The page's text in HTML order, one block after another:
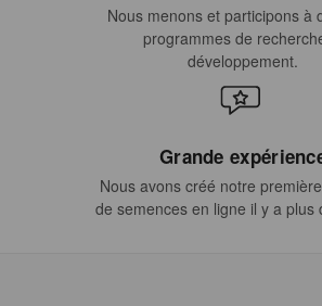
Nous menons et participons à
programmes de
développement.
Grande
Nous avons créé notre
de semences en ligne il y a plus